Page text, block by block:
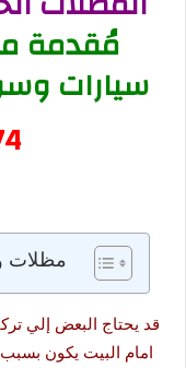
مُقدمة
سيارات
مظلات
قد يحتاج البعض إلي
امام البيت يكون